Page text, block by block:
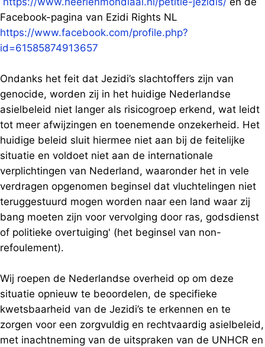
Facebook-pagina van Ezidi Rights NL
https://www.facebook.com/profile.php?
id=61585874913657
Ondanks het feit dat Jezidi’s slachtoffers zijn van
genocide, worden zij in het huidige Nederlandse
asielbeleid niet langer als risicogroep erkend, wat leidt
tot meer afwijzingen en toenemende onzekerheid. Het
huidige beleid sluit hiermee niet aan bij de feitelijke
situatie en voldoet niet aan de internationale
verplichtingen van Nederland, waaronder het in vele
verdragen opgenomen beginsel dat vluchtelingen niet
teruggestuurd mogen worden naar een land waar zij
bang moeten zijn voor vervolging door ras, godsdienst
of politieke overtuiging' (het beginsel van non-
refoulement).
Wij roepen de Nederlandse overheid op om deze
situatie opnieuw te beoordelen, de specifieke
kwetsbaarheid van de Jezidi’s te erkennen en te
zorgen voor een zorgvuldig en rechtvaardig asielbeleid,
met inachtneming van de uitspraken van de UNHCR en